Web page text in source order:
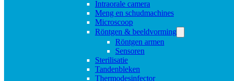
Intraorale camera
Meng en schudmachines
Microscoop
Röntgen & beeldvorming
Röntgen armen
Sensoren
Sterilisatie
Tandenbleken
Thermodesinfector